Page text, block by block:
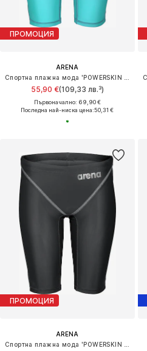
ПРОМОЦИЯ
ARENA
55,90 €(109,33 лв.³)
Първоначално: 69,90 €
Последна най-ниска цена:50,31 €
ПРОМОЦИЯ
ARENA